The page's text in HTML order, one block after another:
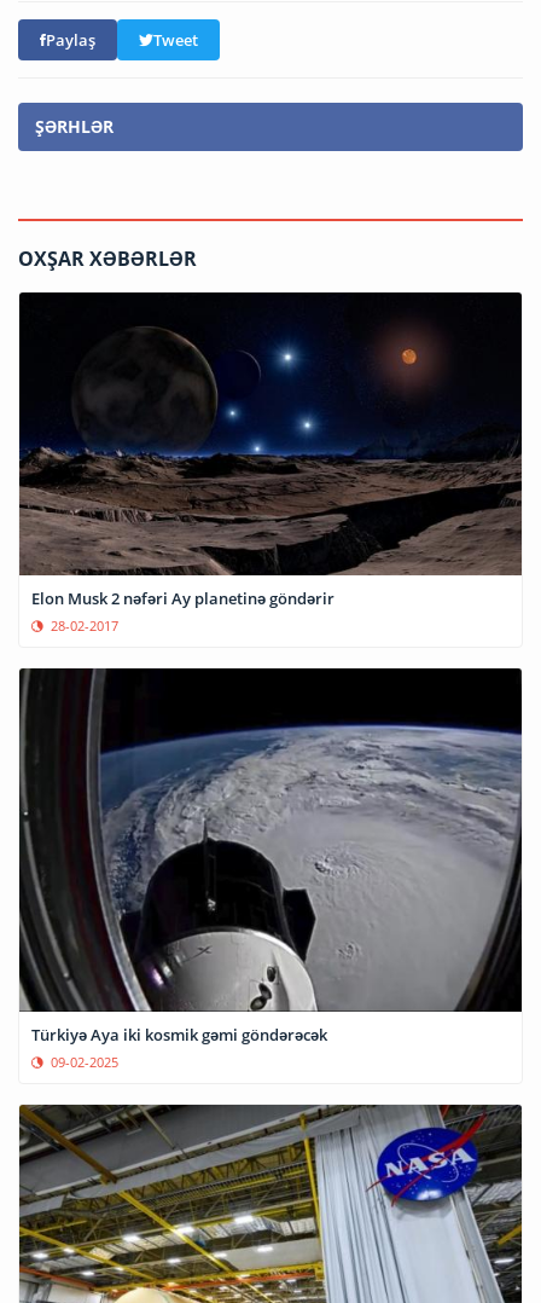
Paylaş Tweet
ŞƏRHLƏR
OXŞAR XƏBƏRLƏR
Elon Musk 2 nəfəri Ay planetinə göndərir
28-02-2017
Türkiyə Aya iki kosmik gəmi göndərəcək
09-02-2025